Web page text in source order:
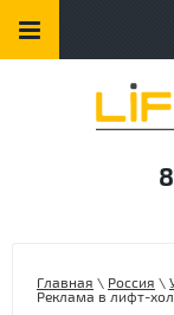
Главная \ Россия \
Реклама в лифт-